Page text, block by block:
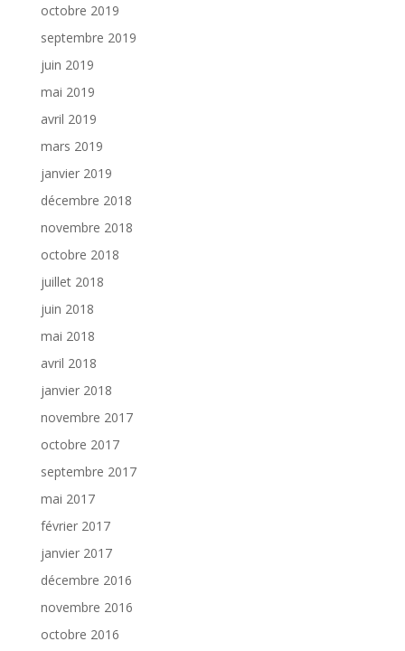
octobre 2019
septembre 2019
juin 2019
mai 2019
avril 2019
mars 2019
janvier 2019
décembre 2018
novembre 2018
octobre 2018
juillet 2018
juin 2018
mai 2018
avril 2018
janvier 2018
novembre 2017
octobre 2017
septembre 2017
mai 2017
février 2017
janvier 2017
décembre 2016
novembre 2016
octobre 2016